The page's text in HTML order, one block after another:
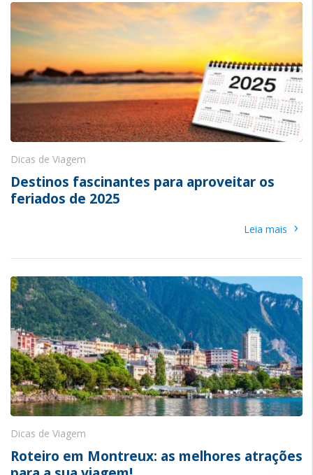
Dicas de Viagem
Destinos fascinantes para aproveitar os
feriados de 2025
Leia mais ›
Dicas de Viagem
Roteiro em Montreux: as melhores atrações